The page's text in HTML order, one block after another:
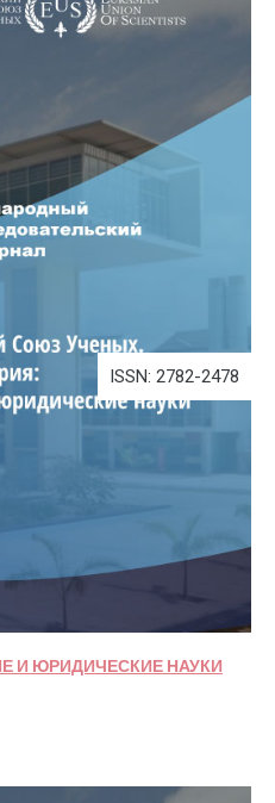
И ЮРИДИЧЕСКИЕ НАУКИ
ISSN: 2782-2478